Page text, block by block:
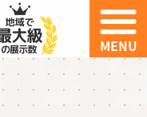
MENU